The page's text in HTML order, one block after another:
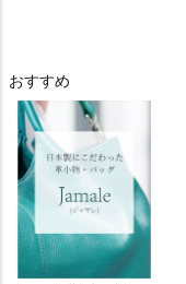
おすすめ